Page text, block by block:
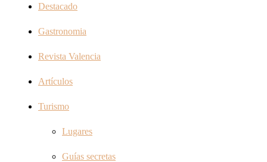
Destacado
Gastronomia
Revista Valencia
Artículos
Turismo
Lugares
Guías secretas